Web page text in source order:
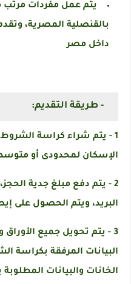
يتم عمل مفردات
بالقنصلية المصرية،
داخل مصر
- طريقة التقديم:
1 - يتم شراء كراسة
الإسكان لمحدودى أو
2 - يتم دفع مبلغ جدية
البريد، ويتم الحصول على
3 - يتم تحويل جميع
البيانات المرفقة بكراسة